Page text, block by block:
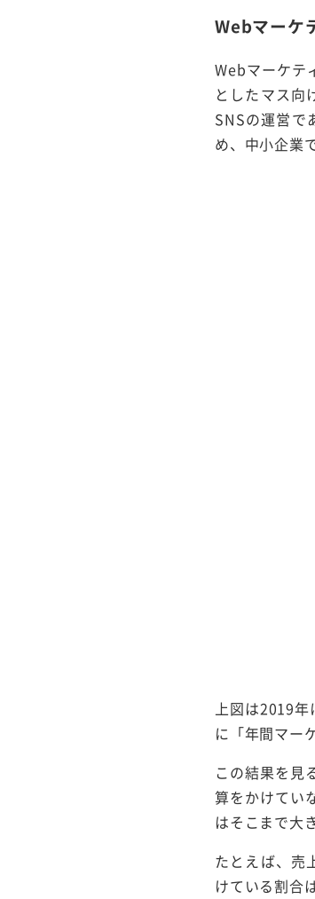
Webマーケ
Webマーケテ
としたマス向
SNSの運営で
め、中小企業
上図は2019
に「年間マー
この結果を見
算をかけてい
はそこまで大
たとえば、売
けている割合